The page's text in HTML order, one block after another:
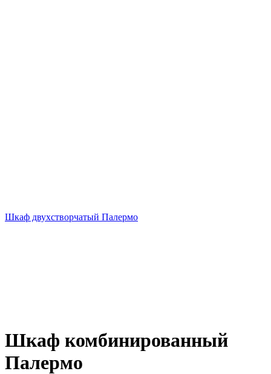
Шкаф двухстворчатый Палермо
Шкаф комбинированный
Палермо